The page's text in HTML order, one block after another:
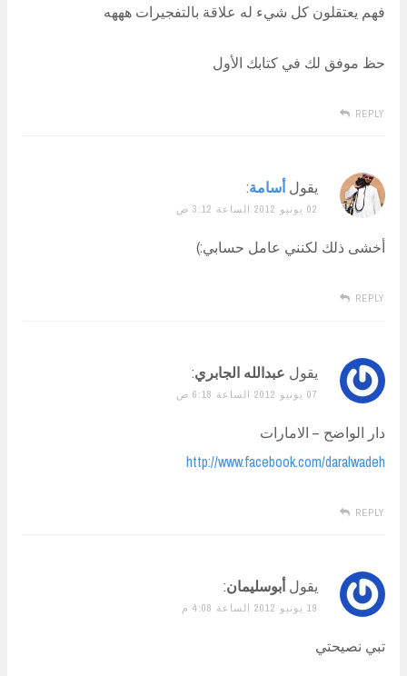
فهم يعتقلون كل شيء له علاقة بالتفجيرات هههه
حظ موفق لك في كتابك الأول
REPLY
يقول أسامة:
02 يونيو 2012 الساعة 3:12 ص
أخشى ذلك لكنني عامل حسابي:)
REPLY
يقول عبدالله الجابري:
07 يونيو 2012 الساعة 6:18 ص
دار الواضح – الامارات
http://www.facebook.com/daralwadeh
REPLY
يقول أبوسليمان:
19 يونيو 2012 الساعة 4:08 م
تبي نصيحتي